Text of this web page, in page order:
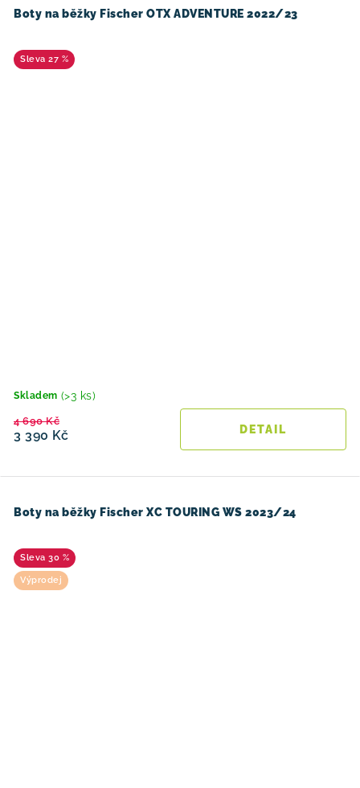
Boty na běžky Fischer OTX ADVENTURE 2022/23
27 %
Skladem (>3 ks)
3 390 Kč
4 690 Kč
Boty na běžky Fischer XC TOURING WS 2023/24
30 %
Výprodej